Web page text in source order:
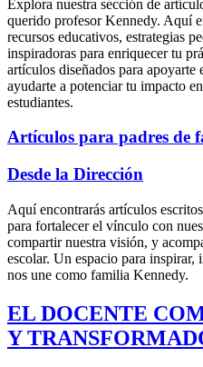
Explora nuestra sección de
querido profesor Kennedy. Aquí
recursos educativos, estrategias
inspiradoras para enriquecer tu
artículos diseñados para
ayudarte a potenciar tu impacto
estudiantes.
Artículos para padres de
Desde la Dirección
Aquí encontrarás artículos
para fortalecer el vínculo con
compartir nuestra visión, y
escolar. Un espacio para
nos une como familia Kennedy.
EL DOCENTE
Y